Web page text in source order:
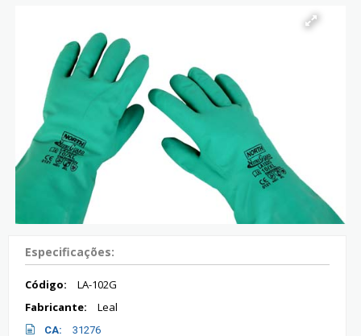
Especificações:
Código:
LA-102G
Fabricante:
Leal
CA: 31276